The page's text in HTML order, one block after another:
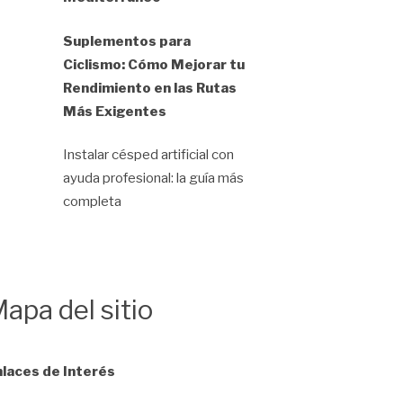
Suplementos para
Ciclismo: Cómo Mejorar tu
Rendimiento en las Rutas
Más Exigentes
Instalar césped artificial con
ayuda profesional: la guía más
completa
del sitio
de Interés